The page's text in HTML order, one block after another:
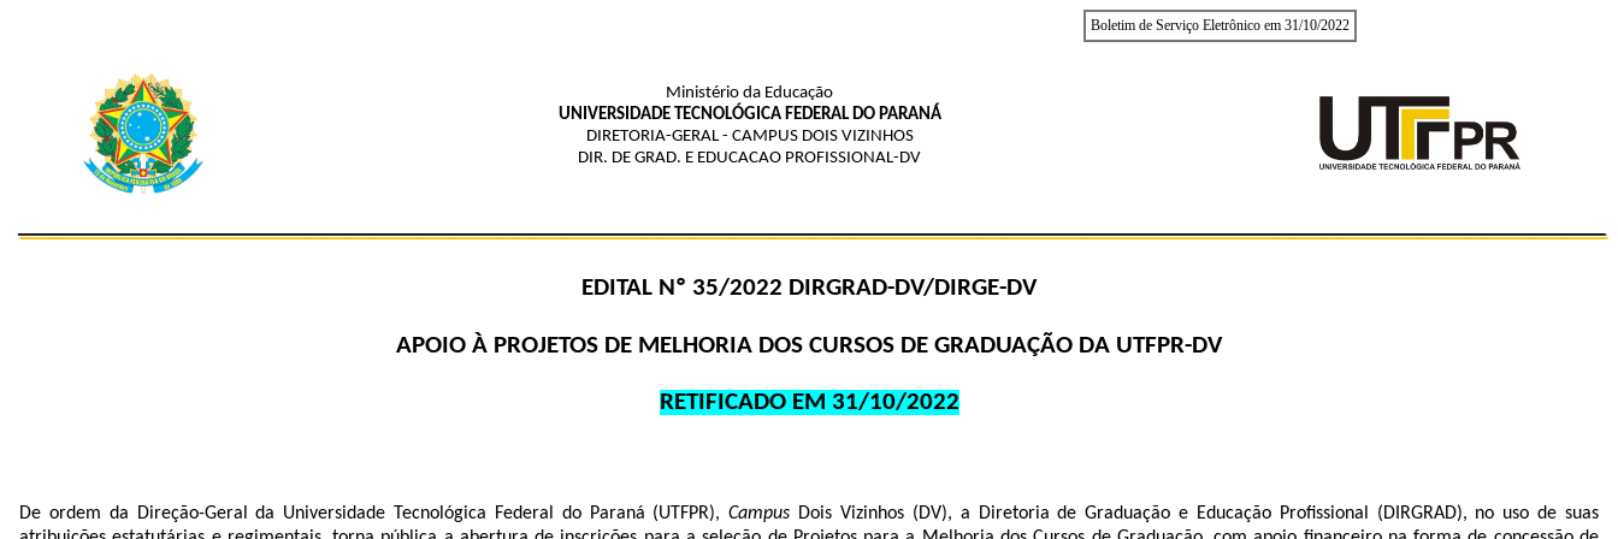
Boletim de Serviço Eletrônico em 31/10/2022
Ministério da Educação
UNIVERSIDADE TECNOLÓGICA FEDERAL DO PARANÁ
DIRETORIA-GERAL - CAMPUS DOIS VIZINHOS
DIR. DE GRAD. E EDUCACAO PROFISSIONAL-DV
EDITAL Nº 35/2022 DIRGRAD-DV/DIRGE-DV
APOIO À PROJETOS DE MELHORIA DOS CURSOS DE GRADUAÇÃO DA UTFPR-DV
RETIFICADO EM 31/10/2022
De ordem da Direção-Geral da Universidade Tecnológica Federal do Paraná (UTFPR), Campus Dois Vizinhos (DV), a Diretoria de Graduação e Educação Profissional (DIRGRAD), no uso de suas